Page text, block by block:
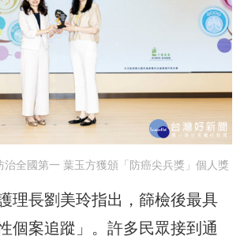
治全國第一 葉玉方獲頒「防癌尖兵獎」個人獎
理長劉美玲指出，篩檢後最具
個案追蹤」。許多民眾接到通